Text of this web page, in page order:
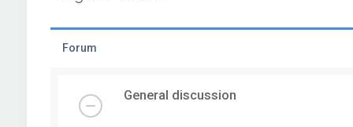
Forum
General discussion